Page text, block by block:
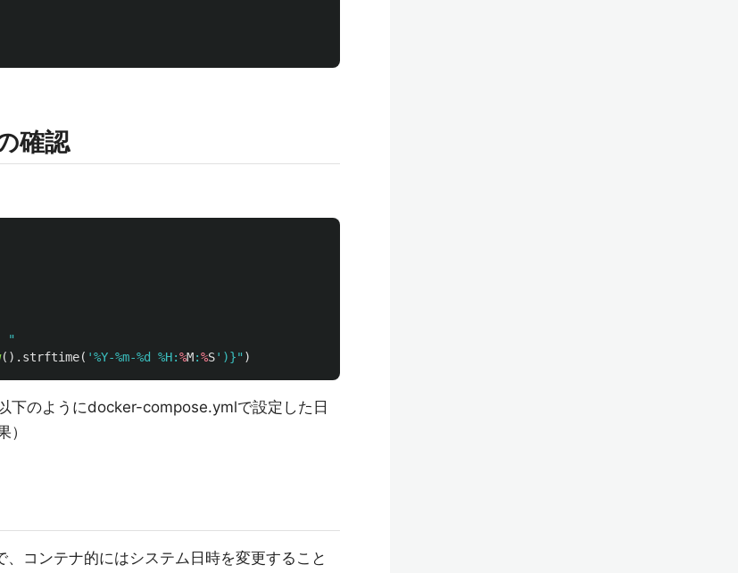
確認
"
(). strftime( '%Y-%m-%d %H:%M:%S' )}" )
下のようにdocker-compose.ymlで設定した日
）
コンテナ的にはシステム日時を変更すること